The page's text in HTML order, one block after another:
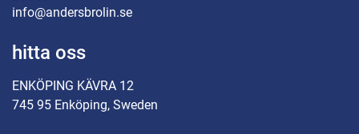
info@andersbrolin.se
hitta oss
ENKÖPING KÄVRA 12
745 95 Enköping, Sweden